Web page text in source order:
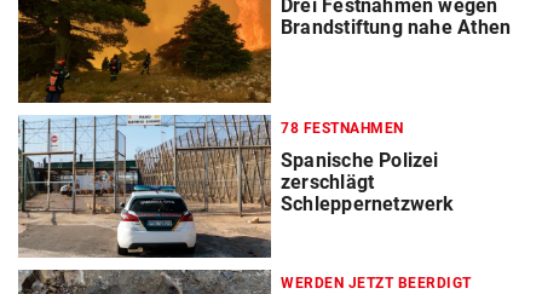
Drei Festnahmen wegen
Brandstiftung nahe Athen
78 FESTNAHMEN
Spanische Polizei
zerschlägt
Schleppernetzwerk
WERDEN JETZT BEERDIGT